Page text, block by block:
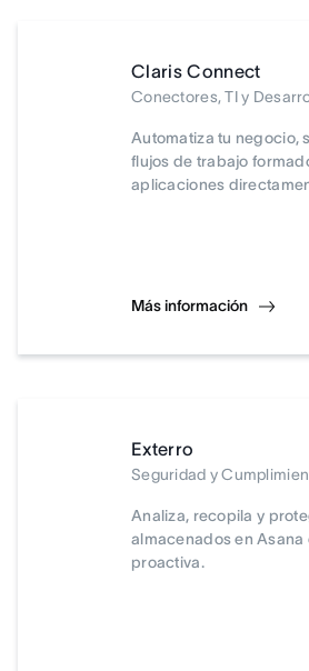
Claris Connect
Conectores, TI y
Automatiza tu negocio,
flujos de trabajo
aplicaciones
Más información
Exterro
Seguridad y
Analiza, recopila y
almacenados en Asana
proactiva.